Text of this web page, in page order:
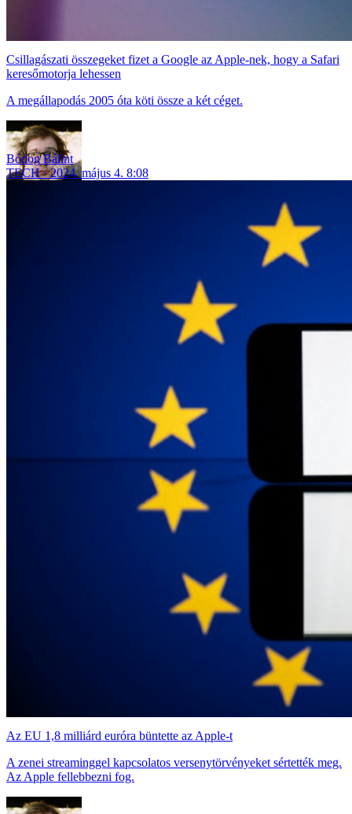
Csillagászati összegeket fizet a Google az Apple-nek, hogy a Safari
keresőmotorja lehessen
A megállapodás 2005 óta köti össze a két céget.
Bódog Bálint
TECH
2024. május 4. 8:08
Az EU 1,8 milliárd euróra büntette az Apple-t
A zenei streaminggel kapcsolatos versenytörvényeket sértették meg.
Az Apple fellebbezni fog.